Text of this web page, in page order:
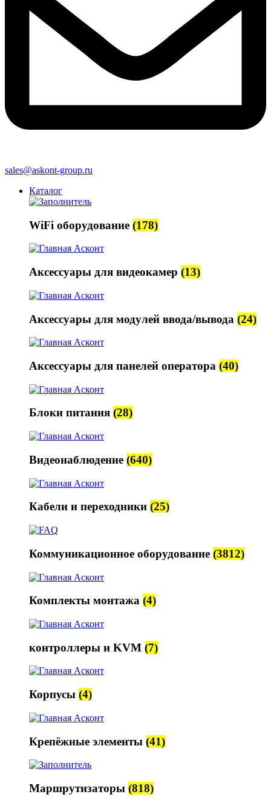
sales@askont-group.ru
Каталог
WiFi оборудование (178)
Аксессуары для видеокамер (13)
Аксессуары для модулей ввода/вывода (24)
Аксессуары для панелей оператора (40)
Блоки питания (28)
Видеонаблюдение (640)
Кабели и переходники (25)
Коммуникационное оборудование (3812)
Комплекты монтажа (4)
контроллеры и KVM (7)
Корпусы (4)
Крепёжные элементы (41)
Маршрутизаторы (818)